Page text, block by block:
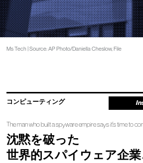
Ms Tech | Source: AP Photo/Daniella Cheslow, File
コンピューティング
The man who built a spyware empire says it’s time to
沈黙を破った
世界的スパイウェア企業